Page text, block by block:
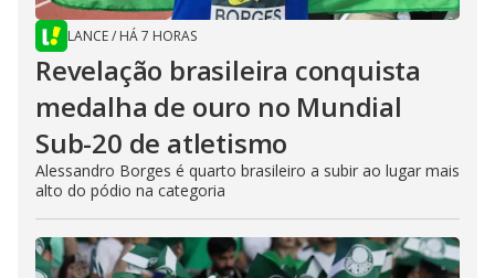
LANCE/ HÁ 7 HORAS
Revelação brasileira conquista
medalha de ouro no Mundial
Sub-20 de atletismo
Alessandro Borges é quarto brasileiro a subir ao lugar mais
alto do pódio na categoria